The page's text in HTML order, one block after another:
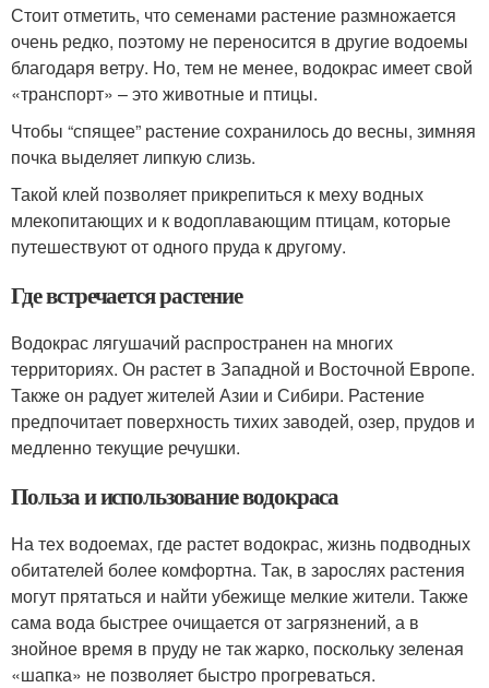
Стоит отметить, что семенами растение размножается
очень редко, поэтому не переносится в другие водоемы
благодаря ветру. Но, тем не менее, водокрас имеет свой
«транспорт» – это животные и птицы.
Чтобы “спящее” растение сохранилось до весны, зимняя
почка выделяет липкую слизь.
Такой клей позволяет прикрепиться к меху водных
млекопитающих и к водоплавающим птицам, которые
путешествуют от одного пруда к другому.
Где встречается растение
Водокрас лягушачий распространен на многих
территориях. Он растет в Западной и Восточной Европе.
Также он радует жителей Азии и Сибири. Растение
предпочитает поверхность тихих заводей, озер, прудов и
медленно текущие речушки.
Польза и использование водокраса
На тех водоемах, где растет водокрас, жизнь подводных
обитателей более комфортна. Так, в зарослях растения
могут прятаться и найти убежище мелкие жители. Также
сама вода быстрее очищается от загрязнений, а в
знойное время в пруду не так жарко, поскольку зеленая
«шапка» не позволяет быстро прогреваться.